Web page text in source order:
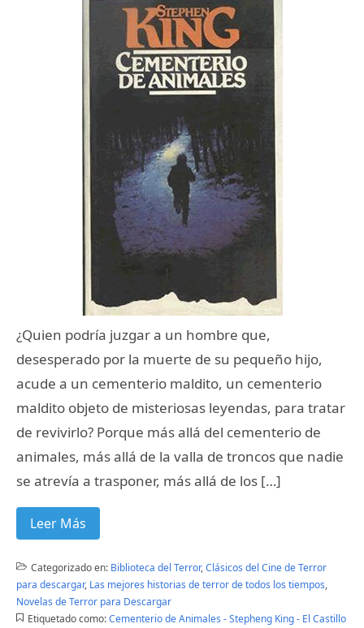
¿Quien podría juzgar a un hombre que,
desesperado por la muerte de su pequeño hijo,
acude a un cementerio maldito, un cementerio
maldito objeto de misteriosas leyendas, para tratar
de revivirlo? Porque más allá del cementerio de
animales, más allá de la valla de troncos que nadie
se atrevía a trasponer, más allá de los […]
Leer Más
Categorizado en: Biblioteca del Terror,Clásicos del Cine de Terror
para descargar, Las mejores historias de terror de todos los tiempos,
Novelas de Terror para Descargar
Etiquetado como: Cementerio de Animales - Stepheng King - El Castillo